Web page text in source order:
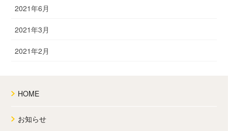
2021年6月
2021年3月
2021年2月
HOME
お知らせ